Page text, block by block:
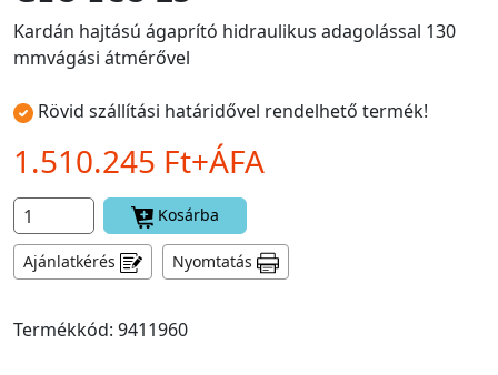
Kardán hajtású ágaprító hidraulikus adagolással 130
mmvágási átmérővel
Rövid szállítási határidővel rendelhető termék!
1.510.245 Ft+ÁFA
Kosárba
Ajánlatkérés Nyomtatás
Termékkód: 9411960